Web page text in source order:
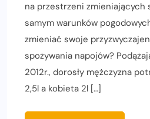
na przestrzeni zmieniających
samym warunków
zmieniać swoje
spożywania napojów?
2012r., dorosły mężczyzna
2,5l a kobieta 2l […]